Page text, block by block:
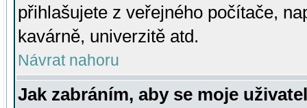
přihlašujete z veřejného počítače,
kavárně, univerzitě atd.
Návrat nahoru
Jak zabráním, aby se moje